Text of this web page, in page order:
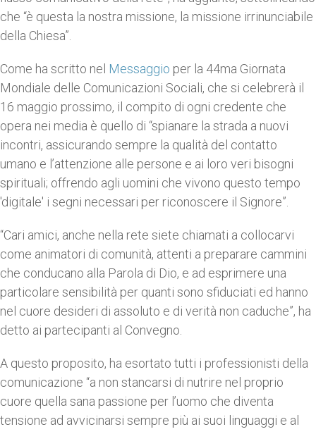
che “è questa la nostra missione, la missione irrinunciabile
della Chiesa”.
Come ha scritto nel Messaggio per la 44ma Giornata
Mondiale delle Comunicazioni Sociali, che si celebrerà il
16 maggio prossimo, il compito di ogni credente che
opera nei media è quello di “spianare la strada a nuovi
incontri, assicurando sempre la qualità del contatto
umano e l’attenzione alle persone e ai loro veri bisogni
spirituali; offrendo agli uomini che vivono questo tempo
'digitale' i segni necessari per riconoscere il Signore”.
“Cari amici, anche nella rete siete chiamati a collocarvi
come animatori di comunità, attenti a preparare cammini
che conducano alla Parola di Dio, e ad esprimere una
particolare sensibilità per quanti sono sfiduciati ed hanno
nel cuore desideri di assoluto e di verità non caduche”, ha
detto ai partecipanti al Convegno.
A questo proposito, ha esortato tutti i professionisti della
comunicazione “a non stancarsi di nutrire nel proprio
cuore quella sana passione per l’uomo che diventa
tensione ad avvicinarsi sempre più ai suoi linguaggi e al